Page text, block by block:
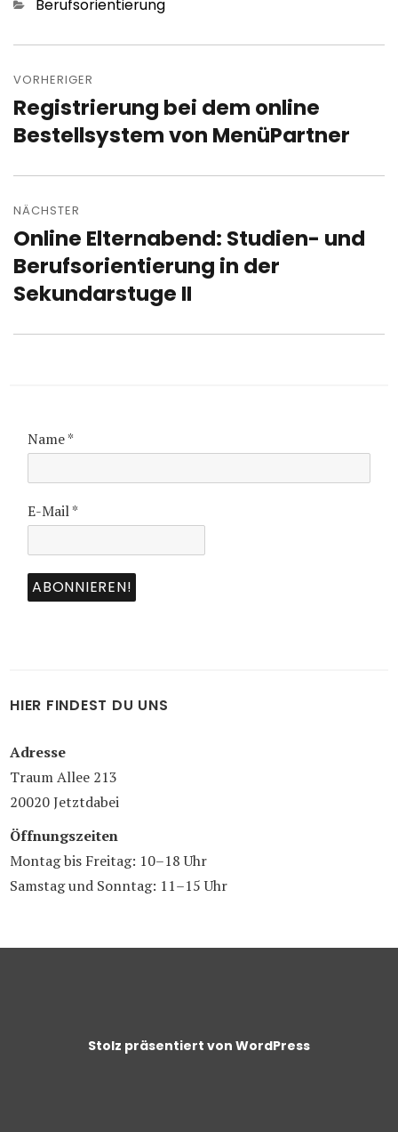
Berufsorientierung
VORHERIGER
Vorheriger
Beitrag:
Registrierung bei dem online
Bestellsystem von MenüPartner
NÄCHSTER
Nächster
Beitrag:
Online Elternabend: Studien- und
Berufsorientierung in der
Sekundarstuge II
Name*
E-Mail*
HIER FINDEST DU UNS
Adresse
Traum Allee 213
20020 Jetztdabei
Öffnungszeiten
Montag bis Freitag: 10–18 Uhr
Samstag und Sonntag: 11–15 Uhr
Stolz präsentiert von WordPress